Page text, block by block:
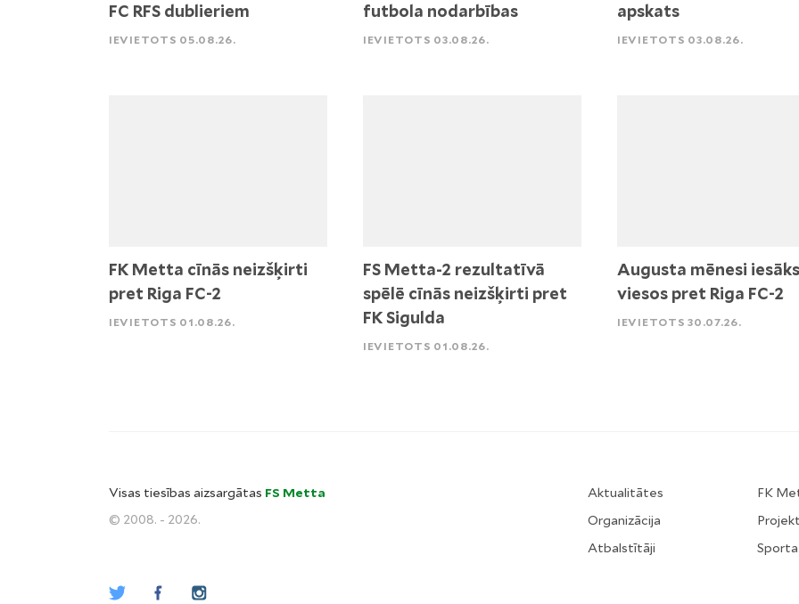
FC RFS dublieriem
IEVIETOTS 05.08.26.
futbola nodarbības
IEVIETOTS 03.08.26.
apskats
IEVIETOTS 03.08.26.
FK Metta cīnās neizšķirti
pret Riga FC-2
IEVIETOTS 01.08.26.
FS Metta-2 rezultatīvā
spēlē cīnās neizšķirti pret
FK Sigulda
IEVIETOTS 01.08.26.
Augusta mēnesi
viesos pret Riga FC-2
IEVIETOTS 30.07.26.
Visas tiesības aizsargātas FS Metta
© 2008. - 2026.
Aktualitātes
Organizācija
Atbalstītāji
FK